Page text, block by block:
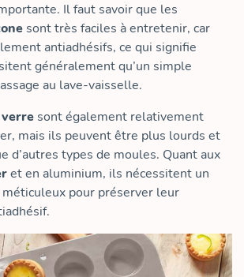
Il faut savoir que les
sont très faciles à entretenir, car
antiadhésifs, ce qui signifie
généralement qu’un simple
au lave-vaisselle.
verresont également relativement
mais ils peuvent être plus lourds et
d’autres types de moules. Quant aux
et en aluminium, ils nécessitent un
pour préserver leur